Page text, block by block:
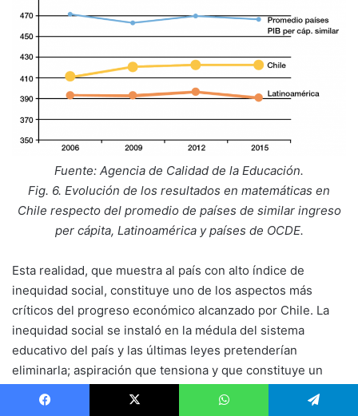
Fuente: Agencia de Calidad de la Educación.
Fig. 6. Evolución de los resultados en matemáticas en
Chile respecto del promedio de países de similar ingreso
per cápita, Latinoamérica y países de OCDE.
Esta realidad, que muestra al país con alto índice de
inequidad social, constituye uno de los aspectos más
críticos del progreso económico alcanzado por Chile. La
inequidad social se instaló en la médula del sistema
educativo del país y las últimas leyes pretenderían
eliminarla; aspiración que tensiona y que constituye un
horizonte irrenunciable para las autoridades responsables,
abriéndose nuevas aristas que desafían a los líderes a